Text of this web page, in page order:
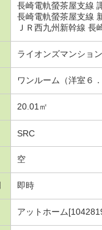
長崎電軌螢茶屋支線
長崎電軌螢茶屋支線
ＪＲ西九州新幹線 長
ライオンズマンショ
ワンルーム（洋室６
20.01㎡
SRC
空
即時
アットホーム